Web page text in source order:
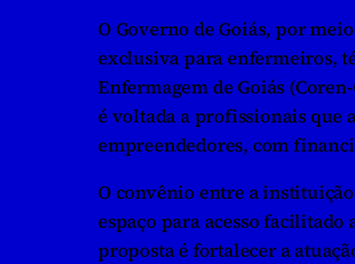
O Governo de Goiás, por
exclusiva para enfermeiros,
Enfermagem de Goiás
é voltada a profissionais que
empreendedores, com
O convênio entre a
espaço para acesso
proposta é fortalecer a